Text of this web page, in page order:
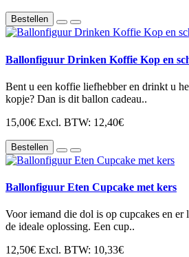
Bestellen
Ballonfiguur Drinken Koffie Kop en
Bent u een koffie liefhebber en drinkt u
kopje? Dan is dit ballon cadeau..
15,00€ Excl. BTW: 12,40€
Bestellen
Ballonfiguur Eten Cupcake met kers
Voor iemand die dol is op cupcakes en
de ideale oplossing. Een cup..
12,50€ Excl. BTW: 10,33€